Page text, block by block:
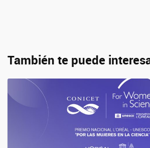
También te puede